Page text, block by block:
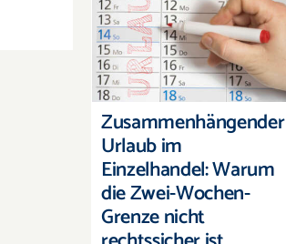
Zusammenhängender
Urlaub im Einzelhandel:
Warum die Zwei-
Wochen-Grenze nicht
rechtssicher ist
Zusammenhängender
Urlaub im
Einzelhandel: Warum
die Zwei-Wochen-
Grenze nicht